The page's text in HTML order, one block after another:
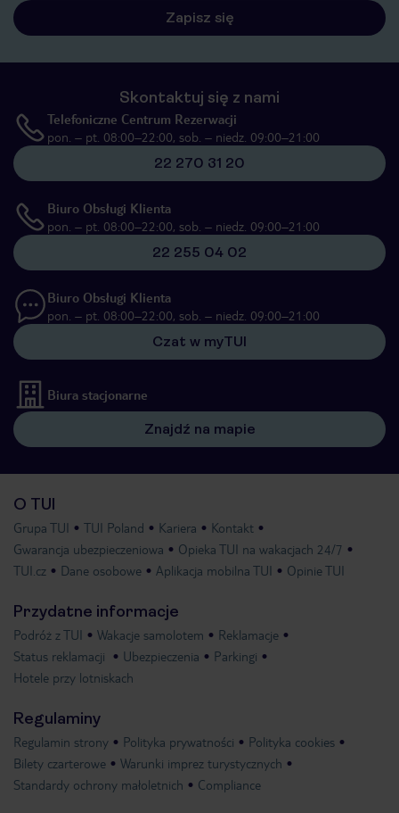
Zapisz się
Skontaktuj się z nami
Telefoniczne Centrum Rezerwacji
pon. – pt. 08:00–22:00, sob. – niedz. 09:00–21:00
22 270 31 20
Biuro Obsługi Klienta
pon. – pt. 08:00–22:00, sob. – niedz. 09:00–21:00
22 255 04 02
Biuro Obsługi Klienta
pon. – pt. 08:00–22:00, sob. – niedz. 09:00–21:00
Czat w myTUI
Biura stacjonarne
Znajdź na mapie
O TUI
Grupa TUI TUI Poland Kariera
Kontakt
Gwarancja ubezpieczeniowa
Opieka TUI na wakacjach 24/7
TUI.cz
Dane osobowe Aplikacja mobilna TUI Opinie TUI
Przydatne informacje
Podróż z TUI Wakacje samolotem
Reklamacje
Status reklamacji
Ubezpieczenia
Parkingi
Hotele przy lotniskach
Regulaminy
Regulamin strony Polityka prywatności
Polityka cookies
Bilety czarterowe
Warunki imprez turystycznych
Standardy ochrony małoletnich
Compliance